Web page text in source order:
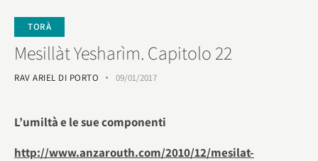
TORÀ
Mesillàt Yesharìm. Capitolo 22
RAV ARIEL DI PORTO 09/01/2017
L’umiltà e le sue componenti
http://www.anzarouth.com/2010/12/mesilat-